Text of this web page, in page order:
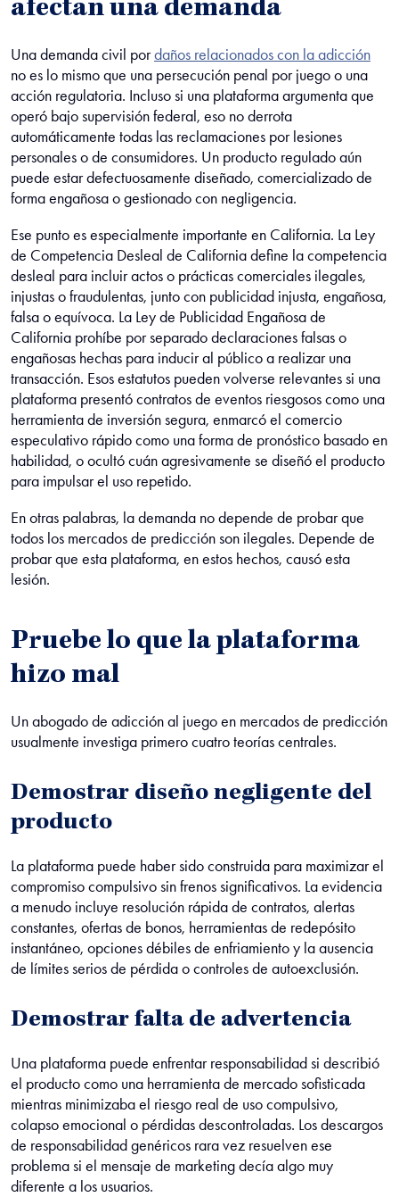
afectan una demanda
Una demanda civil pordaños relacionados con la adicción
no es lo mismo que una persecución penal por juego o una
acción regulatoria. Incluso si una plataforma argumenta que
operó bajo supervisión federal, eso no derrota
automáticamente todas las reclamaciones por lesiones
personales o de consumidores. Un producto regulado aún
puede estar defectuosamente diseñado, comercializado de
forma engañosa o gestionado con negligencia.
Ese punto es especialmente importante en California. La Ley
de Competencia Desleal de California define la competencia
desleal para incluir actos o prácticas comerciales ilegales,
injustas o fraudulentas, junto con publicidad injusta, engañosa,
falsa o equívoca. La Ley de Publicidad Engañosa de
California prohíbe por separado declaraciones falsas o
engañosas hechas para inducir al público a realizar una
transacción. Esos estatutos pueden volverse relevantes si una
plataforma presentó contratos de eventos riesgosos como una
herramienta de inversión segura, enmarcó el comercio
especulativo rápido como una forma de pronóstico basado en
habilidad, o ocultó cuán agresivamente se diseñó el producto
para impulsar el uso repetido.
En otras palabras, la demanda no depende de probar que
todos los mercados de predicción son ilegales. Depende de
probar que esta plataforma, en estos hechos, causó esta
lesión.
Pruebe lo que la plataforma
hizo mal
Un abogado de adicción al juego en mercados de predicción
usualmente investiga primero cuatro teorías centrales.
Demostrar diseño negligente del
producto
La plataforma puede haber sido construida para maximizar el
compromiso compulsivo sin frenos significativos. La evidencia
a menudo incluye resolución rápida de contratos, alertas
constantes, ofertas de bonos, herramientas de redepósito
instantáneo, opciones débiles de enfriamiento y la ausencia
de límites serios de pérdida o controles de autoexclusión.
Demostrar falta de advertencia
Una plataforma puede enfrentar responsabilidad si describió
el producto como una herramienta de mercado sofisticada
mientras minimizaba el riesgo real de uso compulsivo,
colapso emocional o pérdidas descontroladas. Los descargos
de responsabilidad genéricos rara vez resuelven ese
problema si el mensaje de marketing decía algo muy
diferente a los usuarios.